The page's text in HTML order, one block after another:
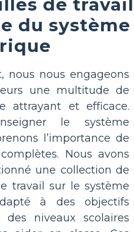
du système
nous nous engageons
une multitude de
attrayant et efficace.
le système
l’importance de
Nous avons
une collection de
travail sur le système
à des objectifs
niveaux scolaires